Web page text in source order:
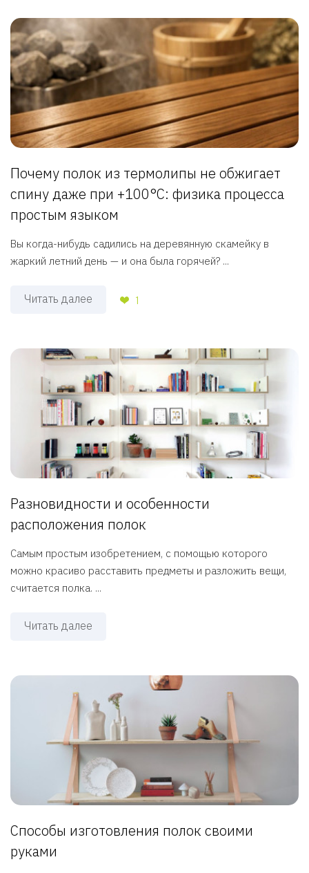
Почему полок из термолипы не обжигает
спину даже при +100°C: физика процесса
простым языком
Вы когда-нибудь садились на деревянную скамейку в
жаркий летний день — и она была горячей? ...
Читать далее 1
Разновидности и особенности
расположения полок
Самым простым изобретением, с помощью которого
можно красиво расставить предметы и разложить вещи,
считается полка. ...
Читать далее
Способы изготовления полок своими
руками